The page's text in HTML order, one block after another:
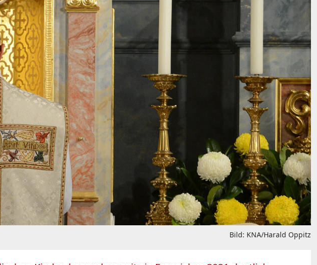
Bild: KNA/Harald Oppitz